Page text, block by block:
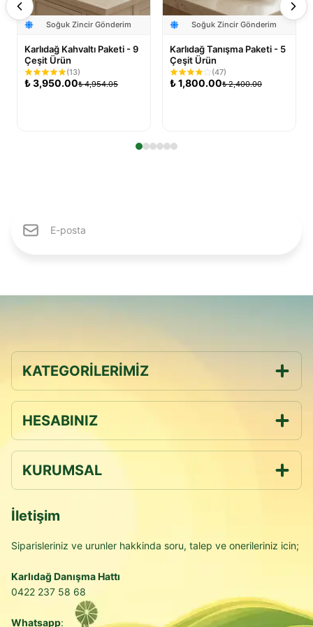
Soğuk Zincir Gönderim
Karlıdağ Kahvaltı Paketi - 9
Çeşit Ürün
(13)
₺3,950.00₺ 4,954.05
Soğuk Zincir Gönderim
Karlıdağ Tanışma Paketi - 5
Çeşit Ürün
(47)
₺1,800.00₺ 2,400.00
KATEGORİLERİMİZ
HESABINIZ
KURUMSAL
İletişim
Siparisleriniz ve urunler hakkinda soru, talep ve onerileriniz icin;
Karlıdağ Danışma Hattı
0422 237 58 68
Whatsapp: